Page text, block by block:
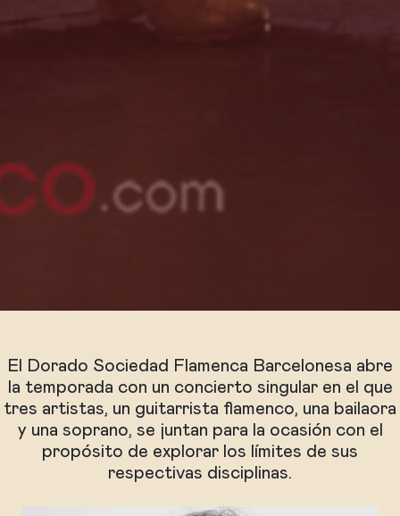
El Dorado Sociedad Flamenca Barcelonesa abre
la temporada con un concierto singular en el que
tres artistas, un guitarrista flamenco, una bailaora
y una soprano, se juntan para la ocasión con el
propósito de explorar los límites de sus
respectivas disciplinas.